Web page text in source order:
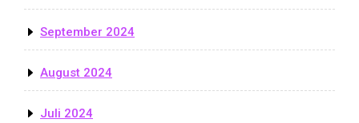
September 2024
August 2024
Juli 2024